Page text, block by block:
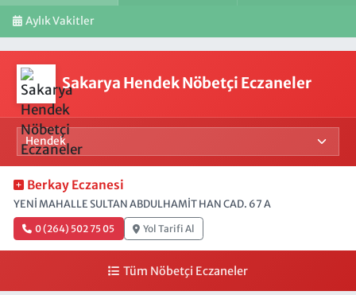
Aylık Vakitler
Sakarya Hendek Nöbetçi Eczaneler
Berkay Eczanesi
YENİ MAHALLE SULTAN ABDULHAMİT HAN CAD. 67 A
0 (264) 502 75 05 Yol Tarifi Al
Tüm Nöbetçi Eczaneler